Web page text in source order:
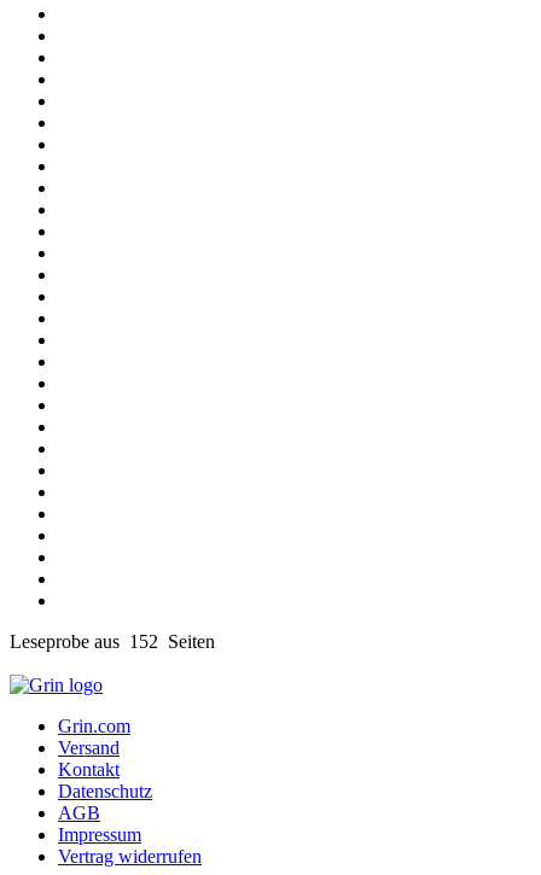
Leseprobe aus 152 Seiten
Grin.com
Versand
Kontakt
Datenschutz
AGB
Impressum
Vertrag widerrufen